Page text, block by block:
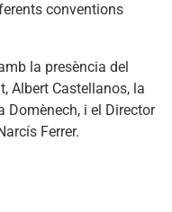
conventions
la presència del
Albert Castellanos, la
Domènech, i el Director
Ferrer.